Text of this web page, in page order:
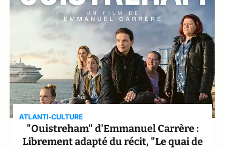
ATLANTI-CULTURE
"Ouistreham" d'Emmanuel Carrère :
Librement adapté du récit, "Le quai de